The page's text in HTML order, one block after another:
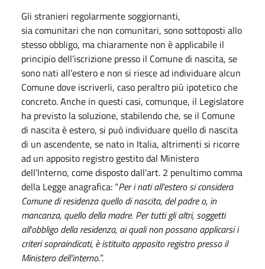
Gli stranieri regolarmente soggiornanti,
sia comunitari che non comunitari, sono sottoposti allo
stesso obbligo, ma chiaramente non è applicabile il
principio dell’iscrizione presso il Comune di nascita, se
sono nati all’estero e non si riesce ad individuare alcun
Comune dove iscriverli, caso peraltro più ipotetico che
concreto. Anche in questi casi, comunque, il Legislatore
ha previsto la soluzione, stabilendo che, se il Comune
di nascita è estero, si può individuare quello di nascita
di un ascendente, se nato in Italia, altrimenti si ricorre
ad un apposito registro gestito dal Ministero
dell’Interno, come disposto dall’art. 2 penultimo comma
della Legge anagrafica: “Per i nati all'estero si considera
Comune di residenza quello di nascita, del padre o, in
mancanza, quello della madre. Per tutti gli altri, soggetti
all'obbligo della residenza, ai quali non possano applicarsi i
criteri sopraindicati, è istituito apposito registro presso il
Ministero dell'interno.”.